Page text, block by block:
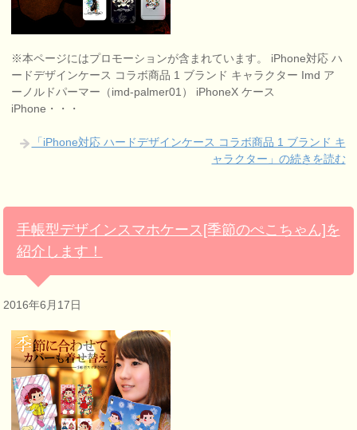
※本ページにはプロモーションが含まれています。 iPhone対応 ハ
ードデザインケース コラボ商品 1 ブランド キャラクター Imd ア
ーノルドパーマー（imd-palmer01） iPhoneX ケース
iPhone・・・
「iPhone対応 ハードデザインケース コラボ商品 1 ブランド キ
ャラクター」の続きを読む
手帳型デザインスマホケース[季節のぺこちゃん]を
紹介します！
2016年6月17日